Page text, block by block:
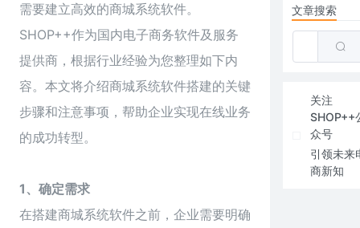
需要建立高效的商城系统软件。
SHOP++作为国内电子商务软件及服务
提供商，根据行业经验为您整理如下内
容。本文将介绍商城系统软件搭建的关键
步骤和注意事项，帮助企业实现在线业务
的成功转型。
1、确定需求
在搭建商城系统软件之前，企业需要明确
文章搜索
关注
SHOP++
众号
引领未来
商新知